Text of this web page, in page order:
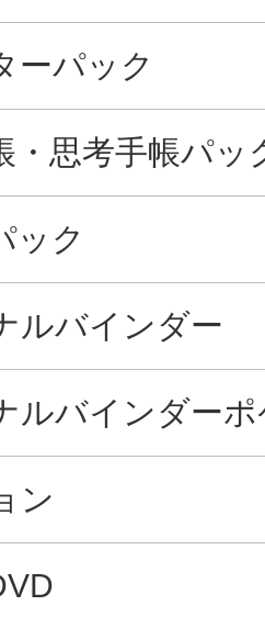
ーパック
・思考手帳パッ
ック
ルバインダー
ルバインダー
ン